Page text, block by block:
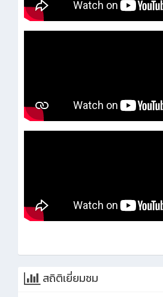
สถิติเยี่ยมชม